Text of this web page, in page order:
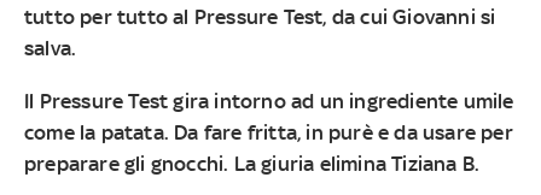
tutto per tutto al Pressure Test, da cui Giovanni si
salva.
Il Pressure Test gira intorno ad un ingrediente umile
come la patata. Da fare fritta, in purè e da usare per
preparare gli gnocchi. La giuria elimina Tiziana B.